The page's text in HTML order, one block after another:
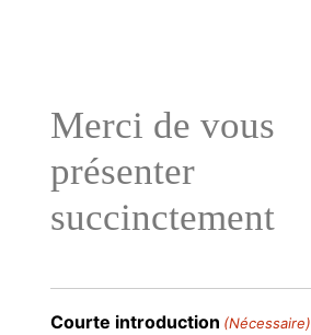
Merci de vous
présenter
succinctement
Courte introduction (Nécessaire)